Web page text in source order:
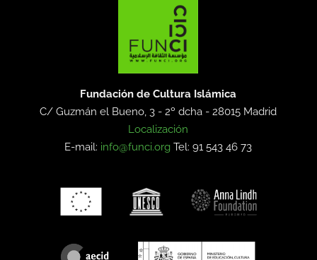
Fundación de Cultura Islámica
C/ Guzmán el Bueno, 3 - 2º dcha -28015 Madrid
Localización
E-mail: info@funci.org Tel: 91 543 46 73